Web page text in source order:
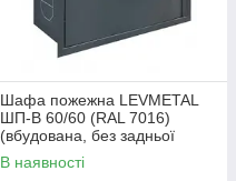
Шафа пожежна LEVMETAL
ШП-В 60/60 (RAL 7016)
(вбудована, без задньої
стінки, антрацит,
600х600х230 мм)
В наявності